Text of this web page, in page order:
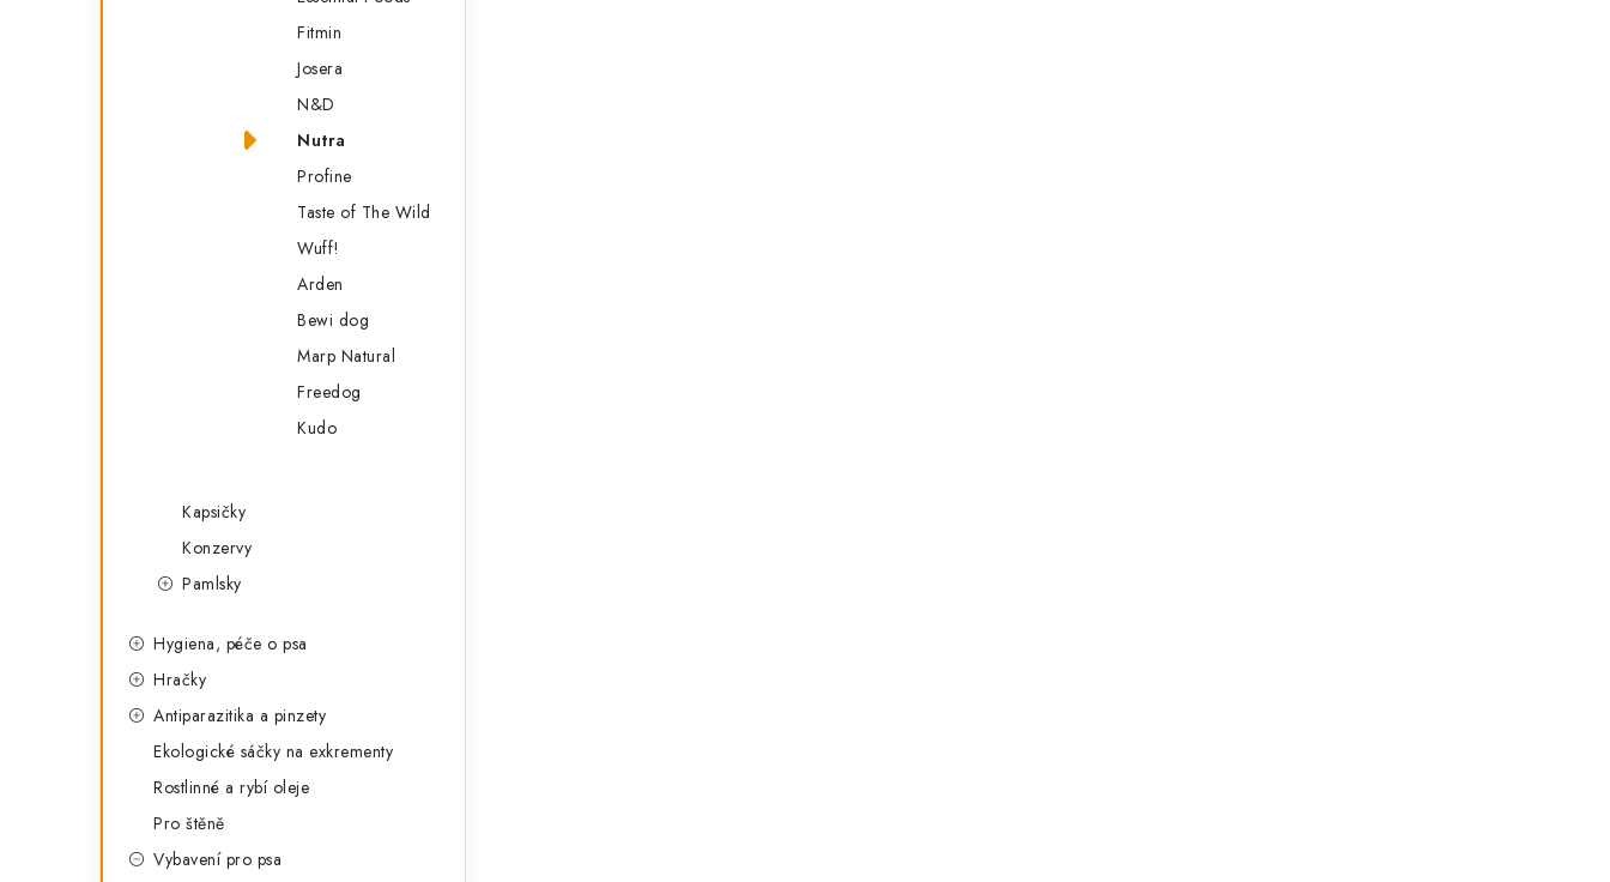
Fitmin
Josera
N&D
Nutra
Profine
Taste of The Wild
Wuff!
Arden
Bewi dog
Marp Natural
Freedog
Kudo
Kapsičky
Konzervy
Pamlsky
Hygiena, péče o psa
Hračky
Antiparazitika a pinzety
Ekologické sáčky na exkrementy
Rostlinné a rybí oleje
Pro štěně
Vybavení pro psa